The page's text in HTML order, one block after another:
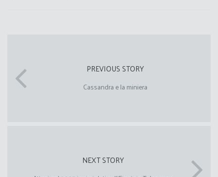
PREVIOUS STORY
Cassandra e la miniera
NEXT STORY